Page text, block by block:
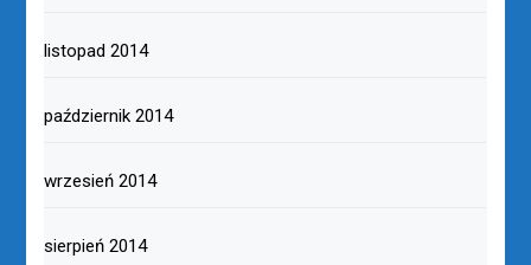
listopad 2014
październik 2014
wrzesień 2014
sierpień 2014